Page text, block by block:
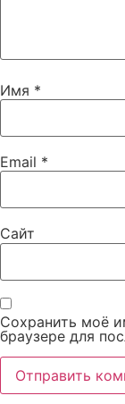
Имя *
Email *
Сайт
Сохранить моё
браузере для